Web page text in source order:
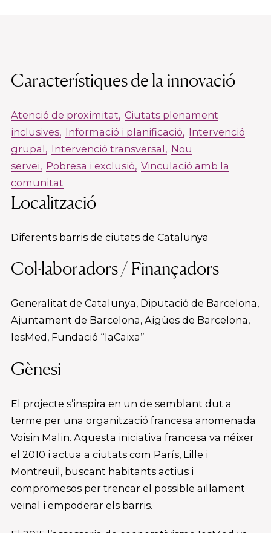
Característiques de la innovació
Atenció de proximitat Ciutats plenament
inclusives Informació i planificació Intervenció
grupal
Intervenció transversal
Nou
servei Pobresa i exclusió Vinculació amb la
comunitat
Localització
Diferents barris de ciutats de Catalunya
Col·laboradors / Finançadors
Generalitat de Catalunya, Diputació de Barcelona,
Ajuntament de Barcelona, Aigües de Barcelona,
IesMed, Fundació “laCaixa”
Gènesi
El projecte s’inspira en un de semblant dut a
terme per una organització francesa anomenada
Voisin Malin. Aquesta iniciativa francesa va néixer
el 2010 i actua a ciutats com París, Lille i
Montreuil, buscant habitants actius i
compromesos per trencar el possible aïllament
veïnal i empoderar els barris.